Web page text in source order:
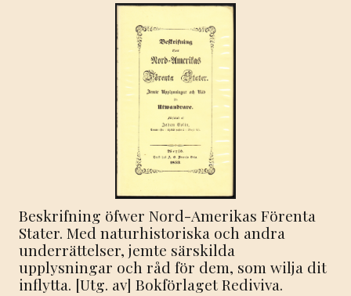
Beskrifning öfwer Nord-Amerikas Förenta
Stater. Med naturhistoriska och andra
underrättelser, jemte särskilda
upplysningar och råd för dem, som wilja dit
inflytta. [Utg. av] Bokförlaget Rediviva.